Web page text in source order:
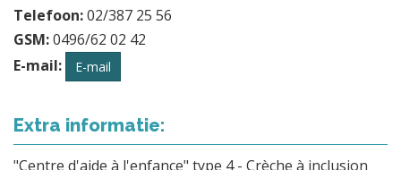
Telefoon:02/387 25 56
GSM:0496/62 02 42
E-mail:
E-mail
Extra informatie:
"Centre d'aide à l'enfance" type 4 - Crèche à inclusion